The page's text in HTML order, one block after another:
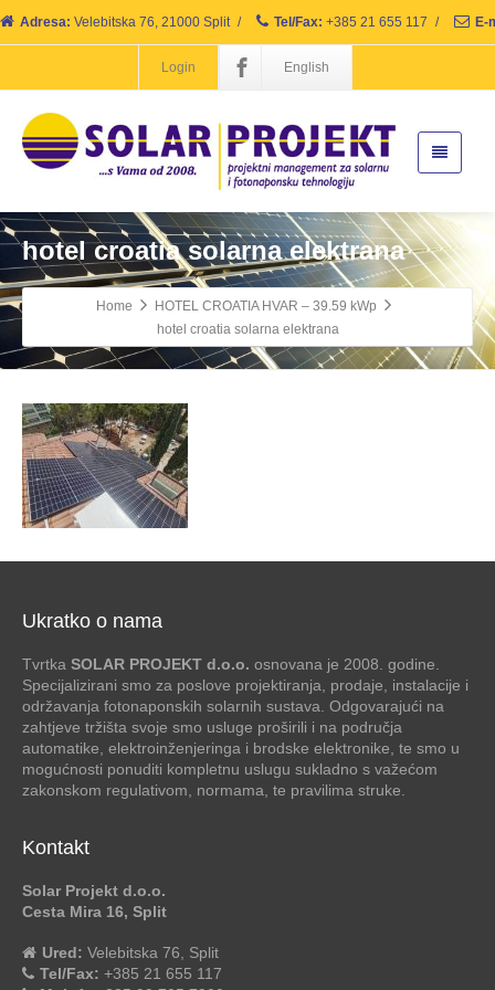
Adresa: Velebitska 76, 21000 Split / Tel/Fax: +385 21 655 117 / E-
Login English
hotel croatia solarna elektrana
Home
HOTEL CROATIA HVAR – 39.59 kWp
hotel croatia solarna elektrana
Ukratko o nama
Tvrtka SOLAR PROJEKT d.o.o. osnovana je 2008. godine.
Specijalizirani smo za poslove projektiranja, prodaje, instalacije i
održavanja fotonaponskih solarnih sustava. Odgovarajući na
zahtjeve tržišta svoje smo usluge proširili i na područja
automatike, elektroinženjeringa i brodske elektronike, te smo u
mogućnosti ponuditi kompletnu uslugu sukladno s važećom
zakonskom regulativom, normama, te pravilima struke.
Kontakt
Solar Projekt d.o.o.
Cesta Mira 16, Split
Ured: Velebitska 76, Split
Tel/Fax: +385 21 655 117